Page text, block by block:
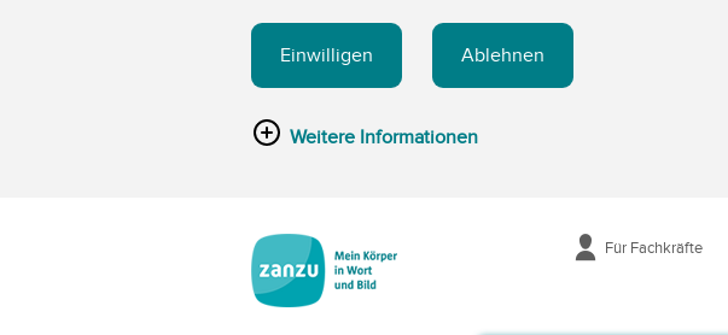
Einwilligen Ablehnen
Weitere Informationen
Für Fachkräfte